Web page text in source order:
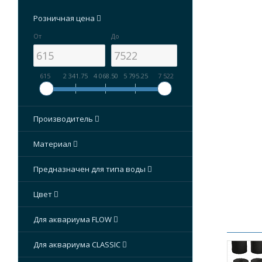
Розничная цена
От До
615 2 341.75 4 068.50 5 795.25 7 522
Производитель
Материал
Предназначен для типа воды
Цвет
Для аквариума FLOW
Для аквариума CLASSIC